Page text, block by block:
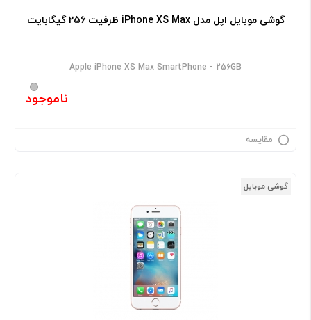
گوشی موبایل اپل مدل iPhone XS Max ظرفیت 256 گیگابایت
Apple iPhone XS Max SmartPhone - 256GB
ناموجود
مقایسه
گوشی موبایل